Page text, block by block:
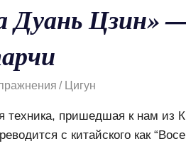
Дуань Цзин»
Цигун
техника, пришедшая к нам из
с китайского как